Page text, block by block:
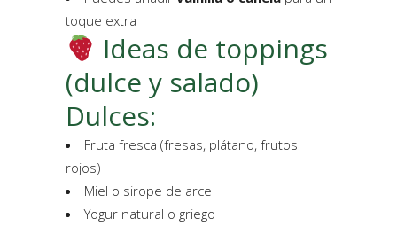
toque extra
Ideas de toppings
(dulce y salado)
Dulces:
Fruta fresca (fresas, plátano, frutos
rojos)
Miel o sirope de arce
Yogur natural o griego